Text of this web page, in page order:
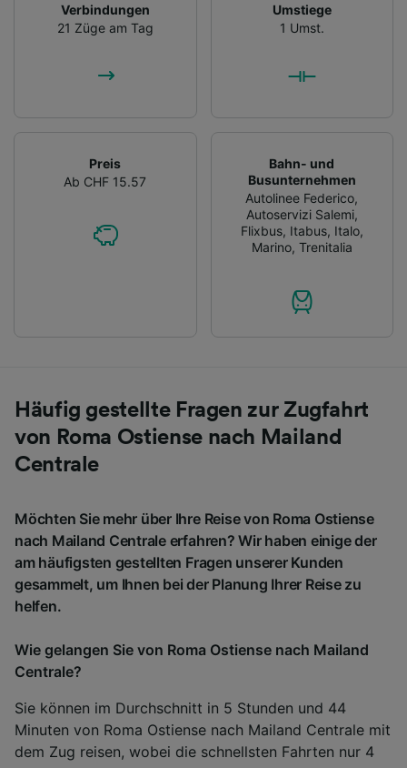
Verbindungen
21 Züge am Tag
Umstiege
1 Umst.
Preis
Ab CHF 15.57
Bahn- und
Busunternehmen
Autolinee Federico,
Autoservizi Salemi,
Flixbus, Itabus, Italo,
Marino, Trenitalia
Häufig gestellte Fragen zur Zugfahrt
von Roma Ostiense nach Mailand
Centrale
Möchten Sie mehr über Ihre Reise von Roma Ostiense
nach Mailand Centrale erfahren? Wir haben einige der
am häufigsten gestellten Fragen unserer Kunden
gesammelt, um Ihnen bei der Planung Ihrer Reise zu
helfen.
Wie gelangen Sie von Roma Ostiense nach Mailand
Centrale?
Sie können im Durchschnitt in 5 Stunden und 44
Minuten von Roma Ostiense nach Mailand Centrale mit
dem Zug reisen, wobei die schnellsten Fahrten nur 4